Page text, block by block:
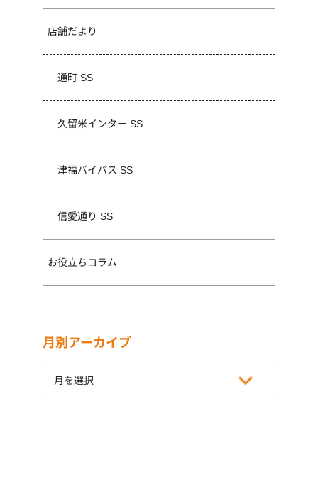
店舗だより
通町 SS
久留米インター SS
津福バイパス SS
信愛通り SS
お役立ちコラム
月別アーカイブ